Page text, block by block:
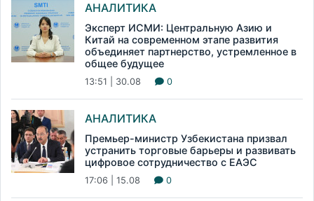
АНАЛИТИКА
Эксперт ИСМИ: Центральную Азию и
Китай на современном этапе развития
объединяет партнерство, устремленное в
общее будущее
13:51 | 30.08 0
АНАЛИТИКА
Премьер-министр Узбекистана призвал
устранить торговые барьеры и развивать
цифровое сотрудничество с ЕАЭС
17:06 | 15.08 0